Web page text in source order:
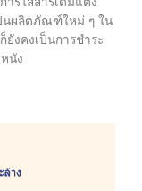
นผลิตภัณฑ์ใหม่ ๆ ใน
งคงเป็นการชำระ
นัง